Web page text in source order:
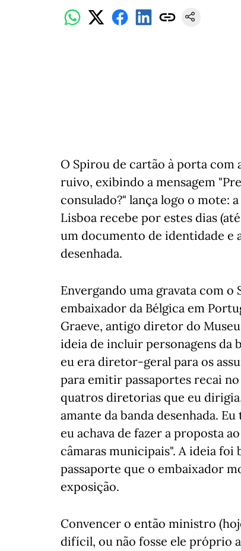
O Spirou de cartão à porta com
ruivo, exibindo a mensagem
consulado?" lança logo o mote:
Lisboa recebe por estes dias
um documento de identidade e
desenhada.
Envergando uma gravata com
embaixador da Bélgica em
Graeve, antigo diretor do
ideia de incluir personagens da
eu era diretor-geral para os
para emitir passaportes recai
quatros diretorias que eu
amante da banda desenhada.
eu achava de fazer a proposta
câmaras municipais". A ideia
passaporte que o embaixador
exposição.
Convencer o então ministro
difícil, ou não fosse ele próprio